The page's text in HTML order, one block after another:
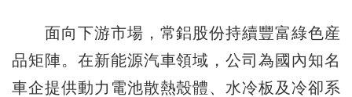
面向下游市場，常鋁股份持續豐富綠色産
品矩陣。在新能源汽車領域，公司為國內知名
車企提供動力電池散熱殼體、水冷板及冷卻系